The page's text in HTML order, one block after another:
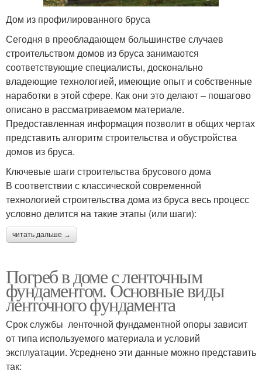
Дом из профилированного бруса
Сегодня в преобладающем большинстве случаев
строительством домов из бруса занимаются
соответствующие специалисты, досконально
владеющие технологией, имеющие опыт и собственные
наработки в этой сфере. Как они это делают – пошагово
описано в рассматриваемом материале.
Предоставленная информация позволит в общих чертах
представить алгоритм строительства и обустройства
домов из бруса.
Ключевые шаги строительства брусового дома
В соответствии с классической современной
технологией строительства дома из бруса весь процесс
условно делится на такие этапы (или шаги):
читать дальше →
Погреб в доме с ленточным
фундаментом. Основные виды
ленточного фундамента
Срок службы ленточной фундаментной опоры зависит
от типа используемого материала и условий
эксплуатации. Усреднено эти данные можно представить
так: